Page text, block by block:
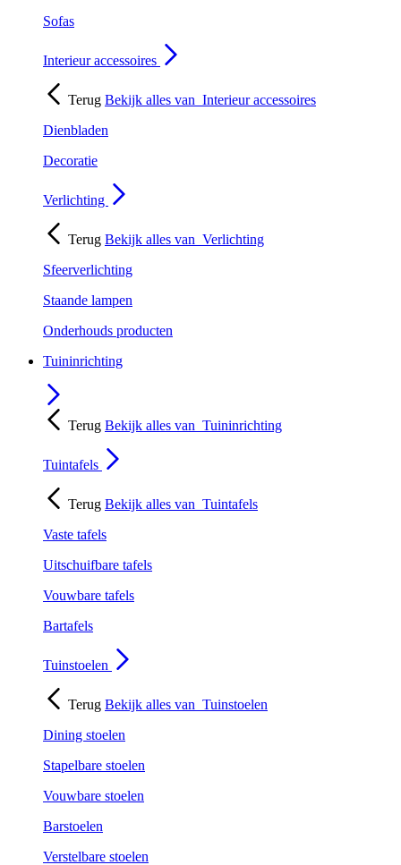
Sofas
Interieur accessoires
Terug Bekijk alles van Interieur accessoires
Dienbladen
Decoratie
Verlichting
Terug Bekijk alles van Verlichting
Sfeerverlichting
Staande lampen
Onderhouds producten
Tuininrichting
Terug Bekijk alles van Tuininrichting
Tuintafels
Terug Bekijk alles van Tuintafels
Vaste tafels
Uitschuifbare tafels
Vouwbare tafels
Bartafels
Tuinstoelen
Terug Bekijk alles van Tuinstoelen
Dining stoelen
Stapelbare stoelen
Vouwbare stoelen
Barstoelen
Verstelbare stoelen